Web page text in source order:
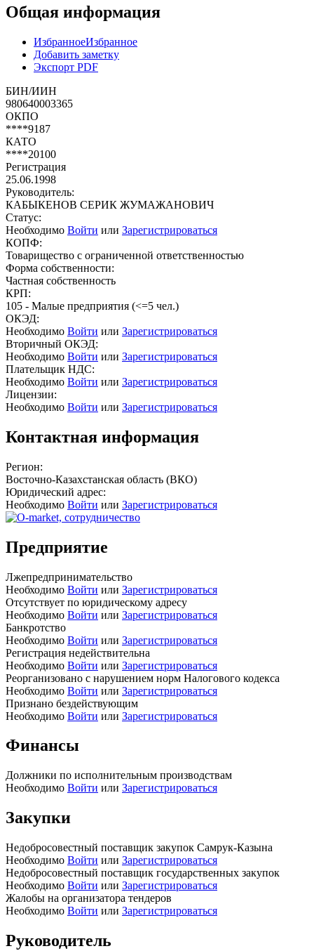
Общая информация
ИзбранноеИзбранное
Добавить заметку
Экспорт PDF
БИН/ИИН
980640003365
ОКПО
****9187
КАТО
****20100
Регистрация
25.06.1998
Руководитель:
КАБЫКЕНОВ СЕРИК ЖУМАЖАНОВИЧ
Статус:
Необходимо Войти или Зарегистрироваться
КОПФ:
Товарищество с ограниченной ответственностью
Форма собственности:
Частная собственность
КРП:
105 - Малые предприятия (<=5 чел.)
ОКЭД:
Необходимо Войти или Зарегистрироваться
Вторичный ОКЭД:
Необходимо Войти или Зарегистрироваться
Плательщик НДС:
Необходимо Войти или Зарегистрироваться
Лицензии:
Необходимо Войти или Зарегистрироваться
Контактная информация
Регион:
Восточно-Казахстанская область (ВКО)
Юридический адрес:
Необходимо Войти или Зарегистрироваться
Предприятие
Лжепредпринимательство
Необходимо Войти или Зарегистрироваться
Отсутствует по юридическому адресу
Необходимо Войти или Зарегистрироваться
Банкротство
Необходимо Войти или Зарегистрироваться
Регистрация недействительна
Необходимо Войти или Зарегистрироваться
Реорганизовано с нарушением норм Налогового кодекса
Необходимо Войти или Зарегистрироваться
Признано бездействующим
Необходимо Войти или Зарегистрироваться
Финансы
Должники по исполнительным производствам
Необходимо Войти или Зарегистрироваться
Закупки
Недобросовестный поставщик закупок Самрук-Казына
Необходимо Войти или Зарегистрироваться
Недобросовестный поставщик государственных закупок
Необходимо Войти или Зарегистрироваться
Жалобы на организатора тендеров
Необходимо Войти или Зарегистрироваться
Руководитель